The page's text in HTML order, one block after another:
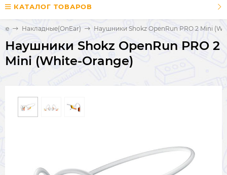
КАТАЛОГ ТОВАРОВ
Накладные(OnEar) Наушники Shokz OpenRun PRO 2 Mini
Наушники Shokz OpenRun PRO 2
Mini (White-Orange)